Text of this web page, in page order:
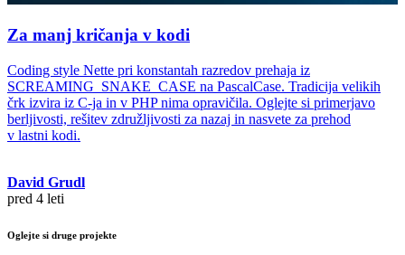
Za manj kričanja v kodi
Coding style Nette pri konstantah razredov prehaja iz
SCREAMING_SNAKE_CASE na PascalCase. Tradicija velikih
črk izvira iz C-ja in v PHP nima opravičila. Oglejte si primerjavo
berljivosti, rešitev združljivosti za nazaj in nasvete za prehod
v lastni kodi.
David Grudl
pred 4 leti
Oglejte si druge projekte